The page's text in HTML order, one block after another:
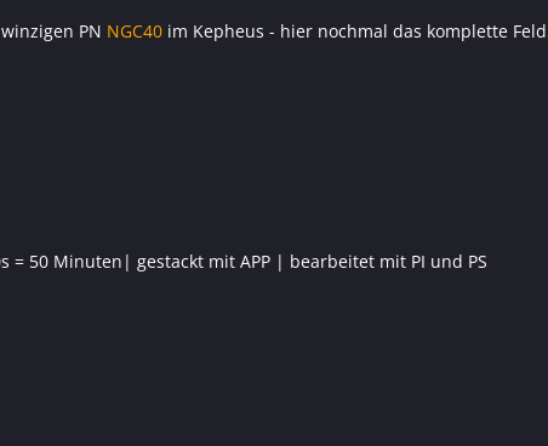
PN NGC40 im Kepheus - hier nochmal das komplette
= 50 Minuten| gestackt mit APP | bearbeitet mit PI und PS